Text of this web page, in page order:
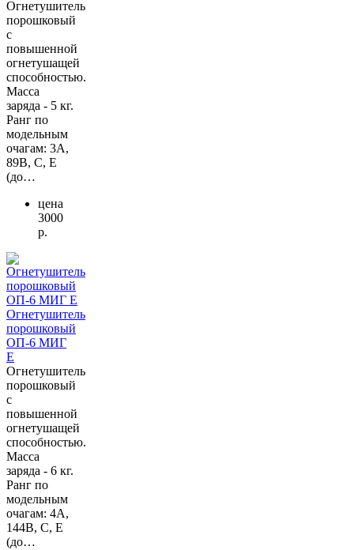
Огнетушитель
порошковый
с
повышенной
огнетушащей
способностью.
Масса
заряда - 5 кг.
Ранг по
модельным
очагам: 3А,
89В, С, Е
(до…
цена
3000
р.
Огнетушитель
порошковый
ОП-6 МИГ
Е
Огнетушитель
порошковый
с
повышенной
огнетушащей
способностью.
Масса
заряда - 6 кг.
Ранг по
модельным
очагам: 4А,
144В, С, Е
(до…